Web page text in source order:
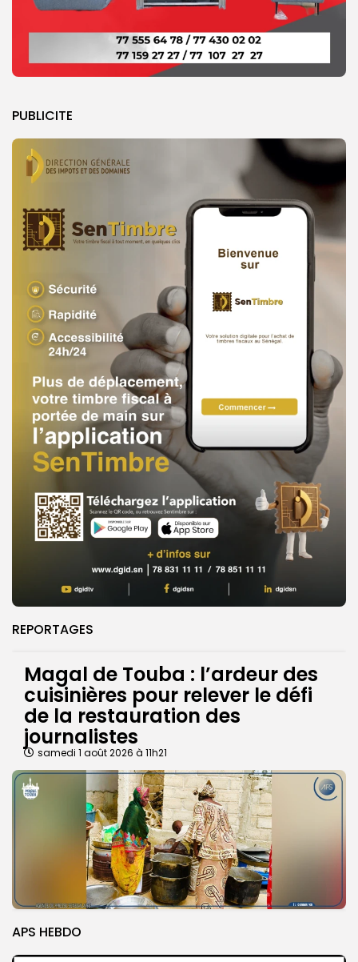
PUBLICITE
REPORTAGES
Magal de Touba : l’ardeur des
cuisinières pour relever le défi
de la restauration des
journalistes
samedi 1 août 2026 à 11h21
APS HEBDO